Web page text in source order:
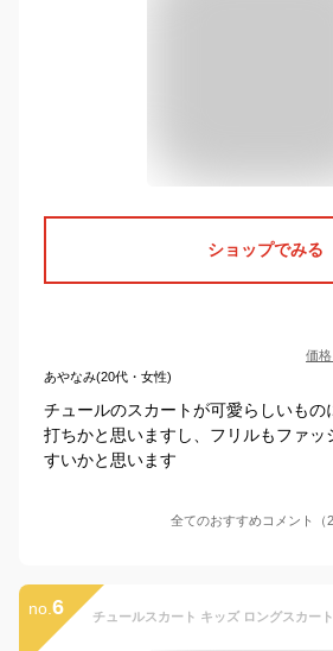
ショップでみる
価
あやなみ(20代・女性)
チュールのスカートが可愛らしいもの
打ちかと思いますし、フリルもファッ
すいかと思います
全てのおすすめコメント（2
no. 6